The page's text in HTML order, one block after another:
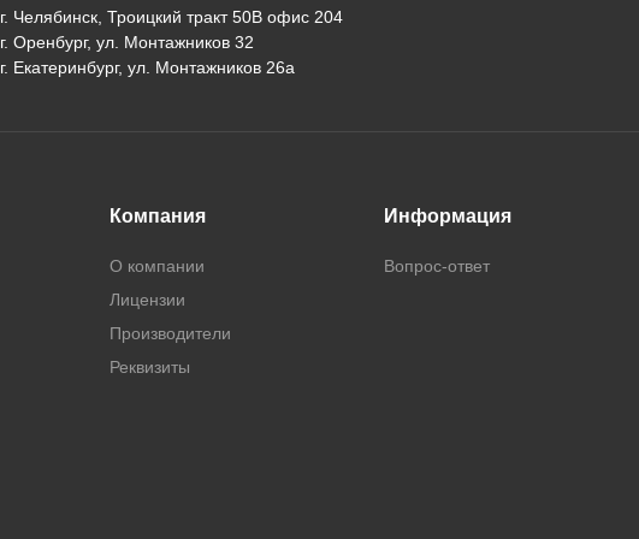
г. Челябинск, Троицкий тракт 50В офис 204
г. Оренбург, ул. Монтажников 32
г. Екатеринбург, ул. Монтажников 26а
Компания
О компании
Лицензии
Производители
Реквизиты
Информация
Вопрос-ответ